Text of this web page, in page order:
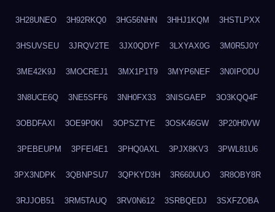
3H28UNEO 3H92RKQ0 3HG56NHN 3HHJ1KQM 3HSTLPXX
3HSUVSEU 3JRQV2TE 3JX0QDYF 3LXYAX0G 3M0R5J0Y
3ME42K9J 3MOCREJ1 3MX1P1T9 3MYP6NEF 3N0IPODU
3N8UCE6Q 3NE5SFF6 3NH0FX33 3NISGAEP 3O3KQQ4F
3OBDFAXI 3OE9P0KI 3OPSZTYE 3OSK46GW 3P20H0VW
3PEBEUPM 3PFEI4E1 3PHQ0AXL 3PJX8KV3 3PWL81U6
3PX3NDPK 3QBNPSU7 3QPKYD3H 3R660UUO 3R8OBY8R
3RJJOB51 3RM5TAUQ 3RV0N612 3SRBQEDJ 3SXFZOBA